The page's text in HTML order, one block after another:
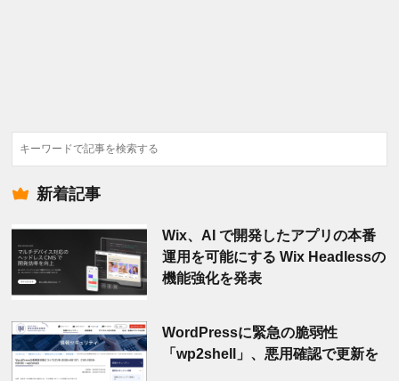
検
索
新着記事
Wix、AI で開発したアプリの本番
運用を可能にする Wix Headlessの
機能強化を発表
WordPressに緊急の脆弱性
「wp2shell」、悪用確認で更新を